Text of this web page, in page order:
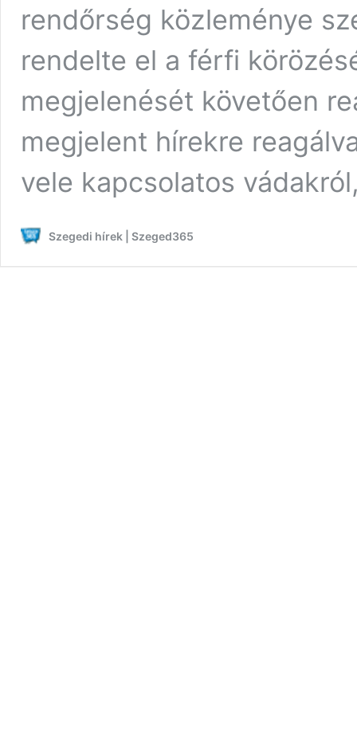
rendőrség közleménye
rendelte el a férfi
megjelenését követően
megjelent hírekre
vele kapcsolatos
Szegedi hírek | Szeged365